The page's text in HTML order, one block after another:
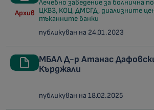
Архив
Лечебно заведение за болнична
ЦКВЗ, КОЦ, ДМСГД, диализните
тъканните банки
публикуван на 24.01.2023
МБАЛ Д-р Атанас
Кърджали
публикуван на 18.02.2025